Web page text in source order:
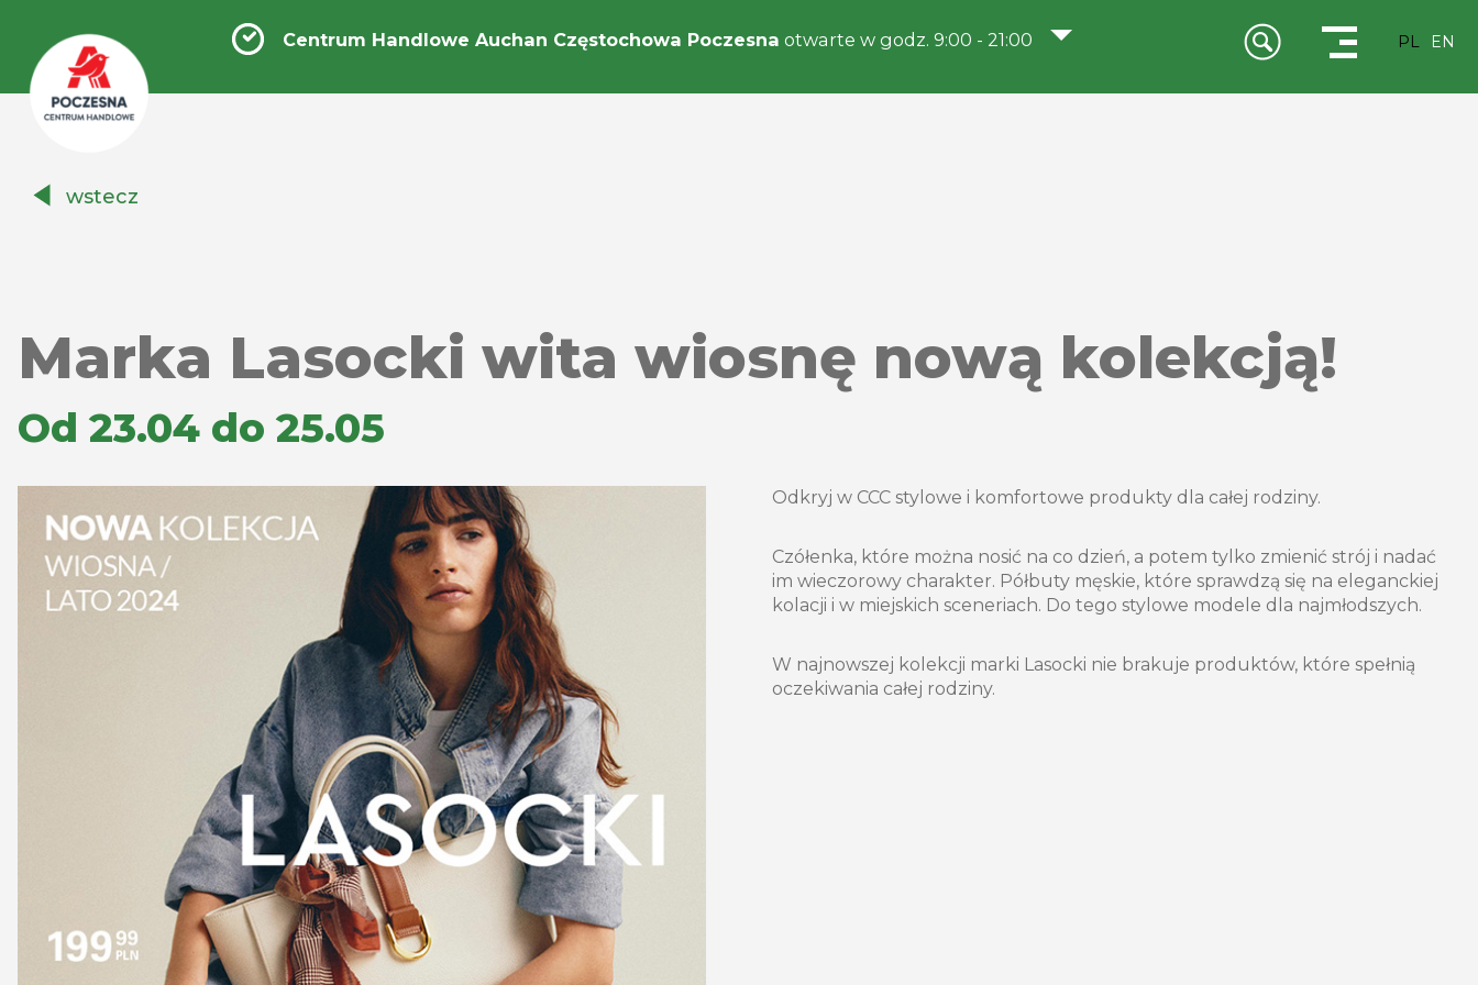
Handlowe
Centrum Handlowe Auchan Częstochowa Poczesna otwarte w godz. 9:00 - 21:00 PL EN
wstecz
Marka Lasocki wita wiosnę nową kolekcją!
Od 23.04 do 25.05
Odkryj w CCC stylowe i komfortowe produkty dla całej rodziny.
Czółenka, które można nosić na co dzień, a potem tylko zmienić strój i nadać
im wieczorowy charakter. Półbuty męskie, które sprawdzą się na eleganckiej
kolacji i w miejskich sceneriach. Do tego stylowe modele dla najmłodszych.
W najnowszej kolekcji marki Lasocki nie brakuje produktów, które spełnią
oczekiwania całej rodziny.